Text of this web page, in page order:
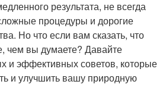
результата, не всегда
процедуры и дорогие
Но что если вам сказать, что
чем вы думаете? Давайте
и эффективных советов, которые
и улучшить вашу природную